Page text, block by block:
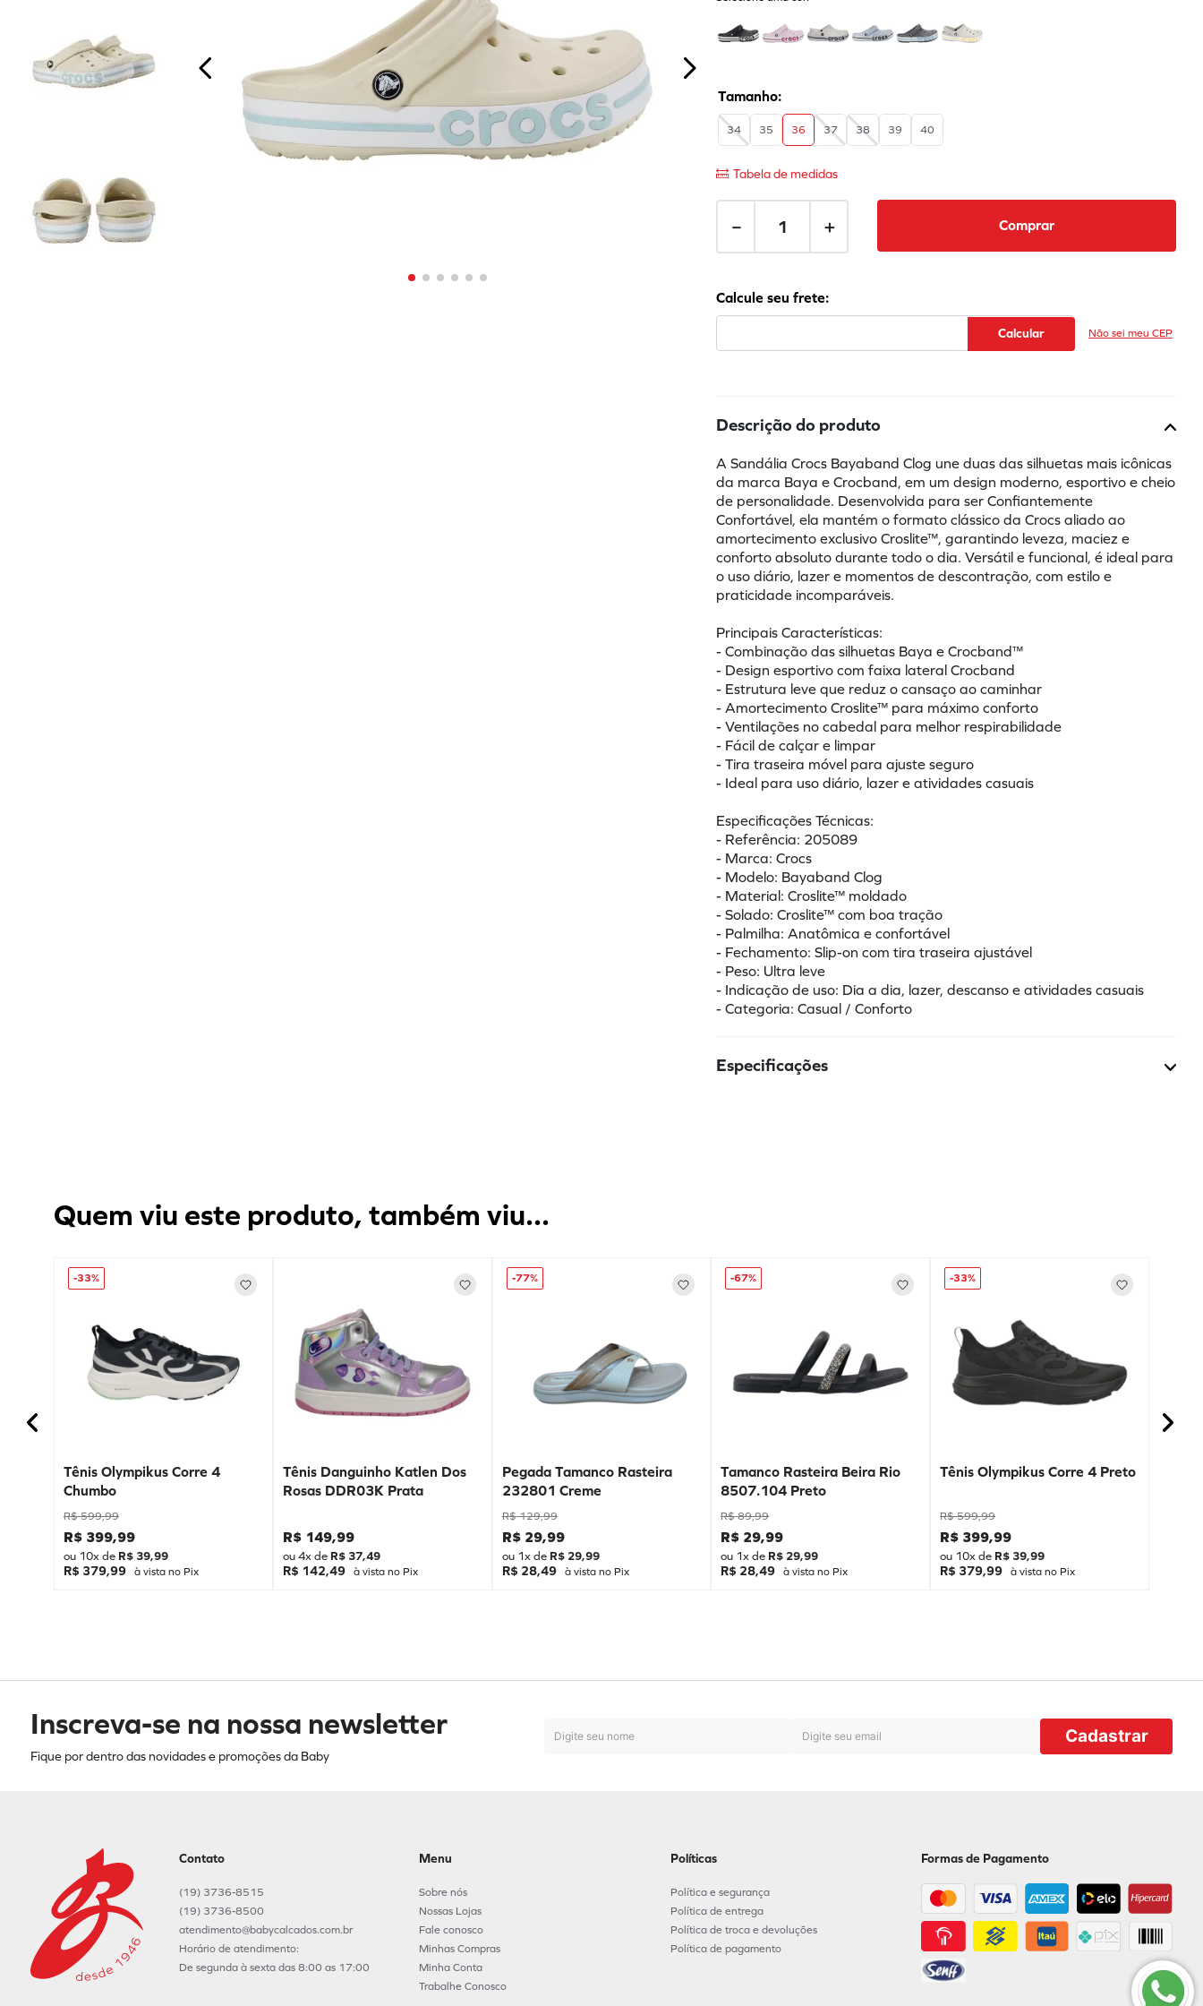
34 35 36 37 38 39 40
Tabela de medidas
＋
－ Comprar
Não sei meu CEP
Descrição do produto
A Sandália Crocs Bayaband Clog une duas das silhuetas mais icônicas
da marca Baya e Crocband, em um design moderno, esportivo e cheio
de personalidade. Desenvolvida para ser Confiantemente
Confortável, ela mantém o formato clássico da Crocs aliado ao
amortecimento exclusivo Croslite™, garantindo leveza, maciez e
conforto absoluto durante todo o dia. Versátil e funcional, é ideal para
o uso diário, lazer e momentos de descontração, com estilo e
praticidade incomparáveis.
Principais Características:
- Combinação das silhuetas Baya e Crocband™
- Design esportivo com faixa lateral Crocband
- Estrutura leve que reduz o cansaço ao caminhar
- Amortecimento Croslite™ para máximo conforto
- Ventilações no cabedal para melhor respirabilidade
- Fácil de calçar e limpar
- Tira traseira móvel para ajuste seguro
- Ideal para uso diário, lazer e atividades casuais
Especificações Técnicas:
- Referência: 205089
- Marca: Crocs
- Modelo: Bayaband Clog
- Material: Croslite™ moldado
- Solado: Croslite™ com boa tração
- Palmilha: Anatômica e confortável
- Fechamento: Slip-on com tira traseira ajustável
- Peso: Ultra leve
- Indicação de uso: Dia a dia, lazer, descanso e atividades casuais
- Categoria: Casual / Conforto
Especificações
Quem viu este produto, também viu...
-33%
Tênis Olympikus Corre 4
Chumbo
R$ 599,99
R$ 399,99
ou 10x de R$ 39,99
R$ 379,99 à vista no Pix
Tênis Danguinho Katlen Dos
Rosas DDR03K Prata
R$ 149,99
ou4x de R$ 37,49
R$ 142,49 à vista no Pix
-77%
Pegada Tamanco Rasteira
232801 Creme
R$ 129,99
R$ 29,99
ou 1x de R$ 29,99
R$ 28,49 à vista no Pix
-67%
Tamanco Rasteira Beira Rio
8507.104 Preto
R$ 89,99
R$ 29,99
ou 1x de R$ 29,99
R$ 28,49 à vista no Pix
-33%
Tênis Olympikus Corre 4 Preto
R$ 599,99
R$ 399,99
ou 10x de R$ 39,99
R$ 379,99 à vista no Pix
Inscreva-se na nossa newsletter
Fique por dentro das novidades e promoções da Baby
Cadastrar
Contato
(19) 3736-8515
(19) 3736-8500
atendimento@babycalcados.com.br
Horário de atendimento:
De segunda à sexta das 8:00 as 17:00
Menu
Sobre nós
Nossas Lojas
Fale conosco
Minhas Compras
Minha Conta
Trabalhe Conosco
Políticas
Política e segurança
Política de entrega
Política de troca e devoluções
Política de pagamento
Formas de Pagamento